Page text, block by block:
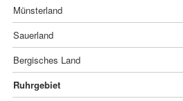
Münsterland
Sauerland
Bergisches Land
Ruhrgebiet